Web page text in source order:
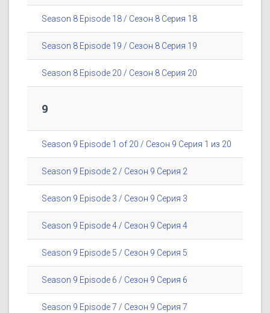
Season 8 Episode 18 / Сезон 8 Серия 18
Season 8 Episode 19 / Сезон 8 Серия 19
Season 8 Episode 20 / Сезон 8 Серия 20
9
Season 9 Episode 1 of 20 / Сезон 9 Серия 1 из 20
Season 9 Episode 2 / Сезон 9 Серия 2
Season 9 Episode 3 / Сезон 9 Серия 3
Season 9 Episode 4 / Сезон 9 Серия 4
Season 9 Episode 5 / Сезон 9 Серия 5
Season 9 Episode 6 / Сезон 9 Серия 6
Season 9 Episode 7 / Сезон 9 Серия 7